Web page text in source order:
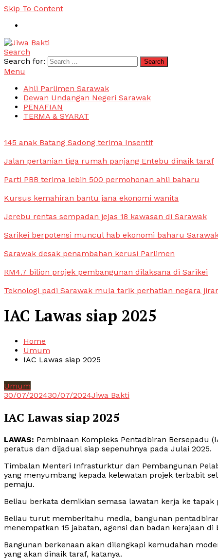
Skip To Content
Jiwa Bakti
Suara PBB Sarawak
Search
Search for:
Menu
Ahli Parlimen Sarawak
Dewan Undangan Negeri Sarawak
PENAFIAN
TERMA & SYARAT
145 anak Batang Sadong terima Insentif
Jalan pertanian tiga rumah panjang Entebu dinaik taraf
Parti PBB terima lebih 500 permohonan ahli baharu
Kursus kemahiran bantu jana ekonomi wanita
Jerebu rentas sempadan jejas 18 kawasan di Sarawak
Sarikei berpotensi muncul hab ekonomi baharu
Sarawak desak penambahan kerusi Parlimen
RM4.7 bilion projek pembangunan dilaksana di Sarikei
Teknologi padi Sarawak mula tarik perhatian negara
IAC Lawas siap 2025
Home
Umum
IAC Lawas siap 2025
Umum
30/07/202430/07/2024Jiwa Bakti
IAC Lawas siap 2025
LAWAS: Pembinaan Kompleks Pentadbiran Bersepadu
peratus dan dijadual siap sepenuhnya pada Julai 2025.
Timbalan Menteri Infrasturktur dan Pembangunan
yang menyumbang kepada kelewatan projek terbabit
pemaju.
Beliau berkata demikian semasa lawatan kerja ke tapak
Beliau turut memberitahu media, bangunan
menempatkan 15 jabatan, agensi dan badan kerajaan di
Bangunan berkenaan akan dilengkapi kemudahan
yang akan dinaik taraf, katanya.